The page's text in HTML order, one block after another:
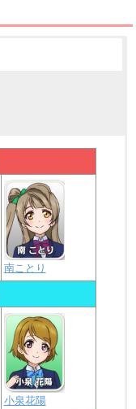
南ことり
小泉花陽